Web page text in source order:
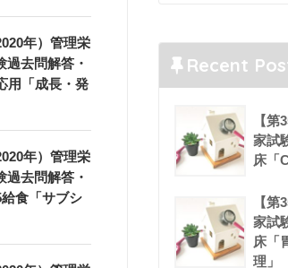
年）管理栄
過去問解答・
用「成長・発
年）管理栄
過去問解答・
食「サブシ
Recent
【
家試
床「
【
家試
床「
理」